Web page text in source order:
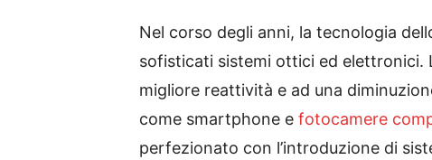
Nel corso degli anni, la tecnologia
sofisticati sistemi ottici ed elettronici.
migliore reattività e ad una
come smartphone e fotocamere
perfezionato con l’introduzione di